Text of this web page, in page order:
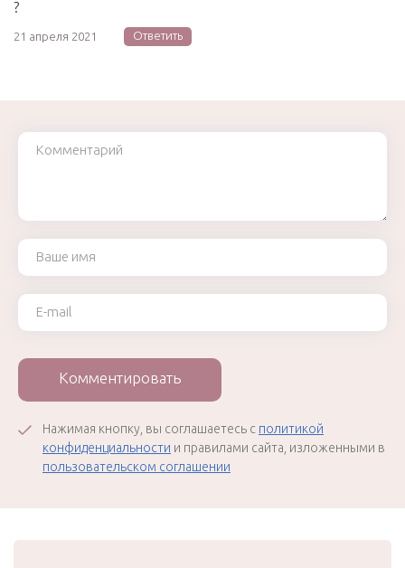
?
21 апреля 2021 Ответить
Комментарий
Ваше имя
Ваш e-mail
Комментировать
Нажимая кнопку, вы соглашаетесь с политикой
конфиденциальности и правилами сайта, изложенными в
пользовательском соглашении